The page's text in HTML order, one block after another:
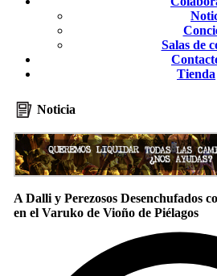
Salas de
Tienda
Noticia
A Dalli y Perezosos Desenchufados
en el Varuko de Vioño de Piélagos